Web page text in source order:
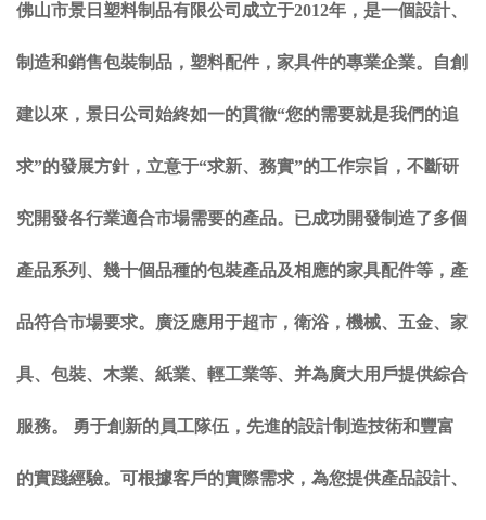
佛山市景日塑料制品有限公司 成立于2012年，是一個設計、
制造和銷售包裝制品，塑料配件，家具件的專業企業。自創
建以來，景日公司始終如一的貫徹“您的需要就是我們的追
求”的發展方針，立意于“求新、務實”的工作宗旨，不斷研
究開發各行業適合市場需要的產品。已成功開發制造了多個
產品系列、幾十個品種的包裝產品及相應的家具配件等，產
品符合市場要求。廣泛應用于超市，衛浴，機械、五金、家
具、包裝、木業、紙業、輕工業等、并為廣大用戶提供綜合
服務。 勇于創新的員工隊伍，先進的設計制造技術和豐富
的實踐經驗。可根據客戶的實際需求，為您提供產品設計、